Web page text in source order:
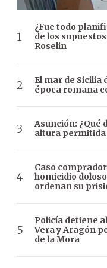
¿Fue todo
de los
Roselin
El mar de Sicilia
época romana
Asunción: ¿Qué
altura permitida
Caso
homicidio
ordenan su
Policía detiene
Vera y Aragón
de la Mora